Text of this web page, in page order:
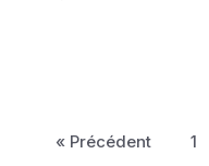
« Précédent 1